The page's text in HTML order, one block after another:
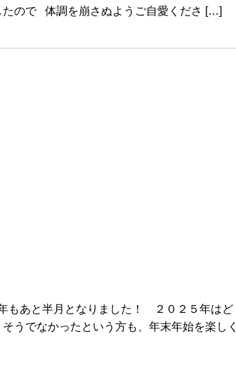
ので 体調を崩さぬようご自愛くださ […]
もあと半月となりました！ ２０２５年はど
うでなかったという方も、年末年始を楽しく